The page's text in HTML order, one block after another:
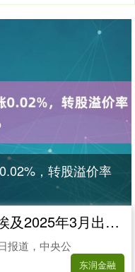
，转股溢价率
出口总额为46.2亿美元
报道，中央公
东润金融